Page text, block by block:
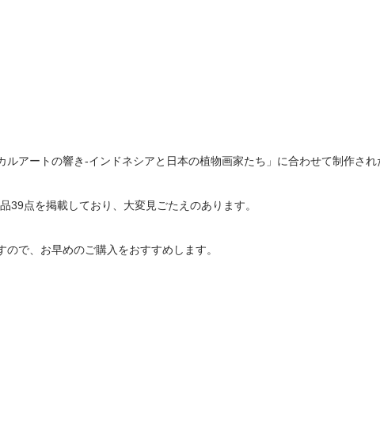
アートの響き-インドネシアと日本の植物画家たち」に合わせて制作され
39点を掲載しており、大変見ごたえのあります。
で、お早めのご購入をおすすめします。